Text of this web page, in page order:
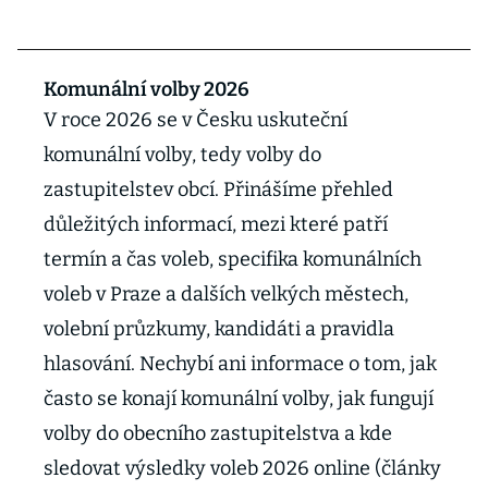
Komunální volby 2026
V roce 2026 se v Česku uskuteční
komunální volby, tedy volby do
zastupitelstev obcí. Přinášíme přehled
důležitých informací, mezi které patří
termín a čas voleb, specifika komunálních
voleb v Praze a dalších velkých městech,
volební průzkumy, kandidáti a pravidla
hlasování. Nechybí ani informace o tom, jak
často se konají komunální volby, jak fungují
volby do obecního zastupitelstva a kde
sledovat výsledky voleb 2026 online (články